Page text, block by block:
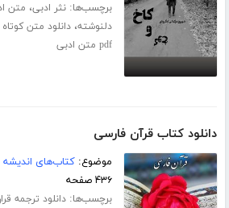
برچسب‌ها:نثر ادبی، متن
دلنوشته،دانلود متن
pdf متن ادبی
دانلود کتاب قرآن فارسی
موضوع:کتاب‌های
۴۳۶ صفحه
برچسب‌ها:دانلود ترجمه